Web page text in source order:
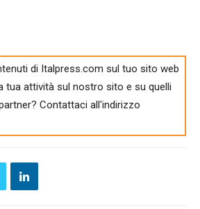
di Italpress.com sul tuo sito web
tua attività sul nostro sito e su quelli
Contattaci all'indirizzo